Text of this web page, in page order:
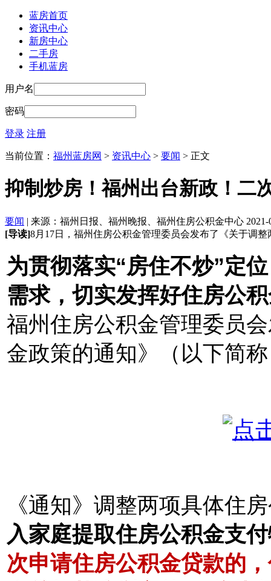
蓝房首页
资讯中心
新房中心
二手房
手机蓝房
用户名
密码
登录 注册
当前位置： 福州蓝房网 > 资讯中心 > 要闻 > 正文
抑制炒房！福州出台新政！二
要闻 | 来源：福州日报、福州晚报、福州住房公积金中心 2021-
[导读]8月17日，福州住房公积金管理委员会发布了《关于调
为贯彻落实“房住不炒”定
需求，切实发挥好住房公
福州住房公积金管理委员
金政策的通知》（以下简
《通知》调整两项具体住
入家庭提取住房公积金支
次申请住房公积金贷款的